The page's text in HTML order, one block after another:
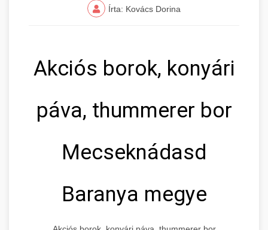
Írta: Kovács Dorina
Akciós borok, konyári
páva, thummerer bor
Mecseknádasd
Baranya megye